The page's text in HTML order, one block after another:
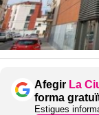
Afegir La
forma
Estigues